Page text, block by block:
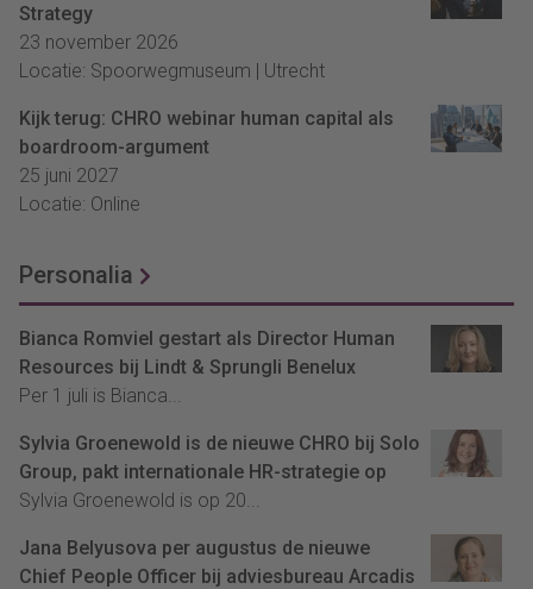
Strategy
23 november 2026
Locatie: Spoorwegmuseum | Utrecht
Kijk terug: CHRO webinar human capital als
boardroom-argument
25 juni 2027
Locatie: Online
Personalia
Bianca Romviel gestart als Director Human
Resources bij Lindt & Sprungli Benelux
Per 1 juli is Bianca...
Sylvia Groenewold is de nieuwe CHRO bij Solo
Group, pakt internationale HR-strategie op
Sylvia Groenewold is op 20...
Jana Belyusova per augustus de nieuwe
Chief People Officer bij adviesbureau Arcadis